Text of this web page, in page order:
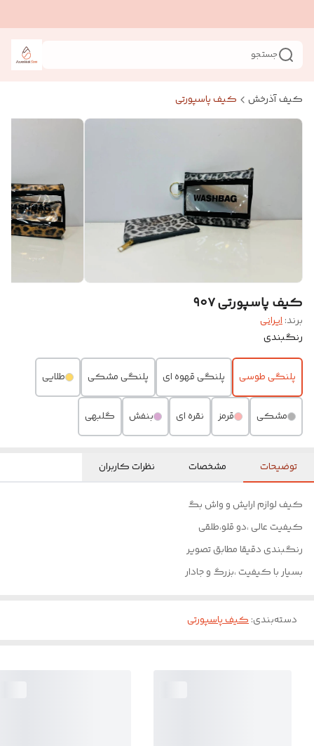
جستجو
کیف آذرخش کیف پاسپورتی
کیف پاسپورتی ۹۰۷
برند:ایرانی
رنگبندی
پلنگی طوسی پلنگی قهوه ای پلنگی مشکی طلایی
مشکی قرمز نقره ای بنفش گلبهی
توضیحات مشخصات نظرات کاربران
کیف لوازم ارایش و واش بگ
کیفیت عالی ،دو قلو،طلقی
رنگبندی دقیقا مطابق تصویر
بسیار با کیفیت ،بزرگ و جادار
دسته‌بندی:کیف پاسپورتی